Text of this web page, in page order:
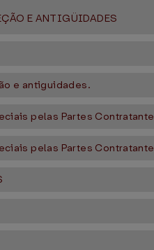
E ANTIGÜIDADES
e antiguidades.
pelas Partes
pelas Partes